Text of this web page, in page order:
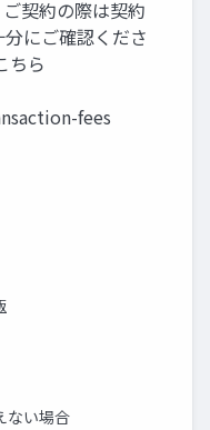
契約の際は契約
にご確認くださ
ちら
fees
ない場合